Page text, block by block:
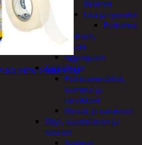
liittimet
Lisä ja työvalot
Polttimot
Irtomoottorit,
aggregaatit
Aggregaatit
Lisälaitteet
Polttoainesäiliöt,
pumput ja
tarvikkeet
Vinssit ja varusteet
Öljyt, suodattimet ja
nesteet
Avaimet
19MM X 2M